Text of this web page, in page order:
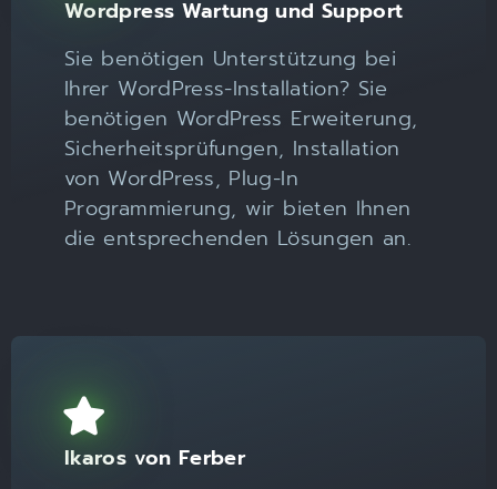
Wordpress Wartung und Support
Sie benötigen Unterstützung bei
Ihrer WordPress-Installation? Sie
benötigen WordPress Erweiterung,
Sicherheitsprüfungen, Installation
von WordPress, Plug-In
Programmierung, wir bieten Ihnen
die entsprechenden Lösungen an.
Ikaros von Ferber